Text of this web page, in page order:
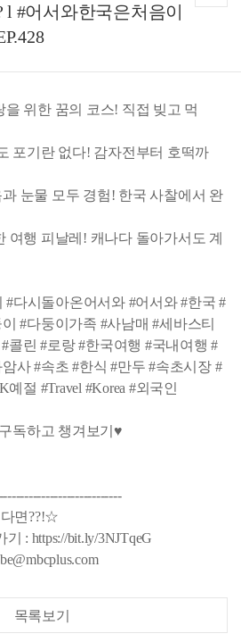
#어서와한국은처음이
위한 꿈의 코스! 직접 빚고 먹
포기란 없다! 감자전부터 호떡까
눈물 모두 경험! 한국 사찰에서 완
여행 피날레! 캐나다 돌아가서도 계
다시돌아온어서와 #어서와 #한국 #
#다둥이가족 #사남매 #세바스티
콜린 #로랑 #한국여행 #국내여행 #
사 #속초 #한식 #만두 #속초시장 #
절 #Travel #Korea #외국인
독하고 챙겨보기♥
면??!☆
: https://bit.ly/3NJTqeG
목록보기